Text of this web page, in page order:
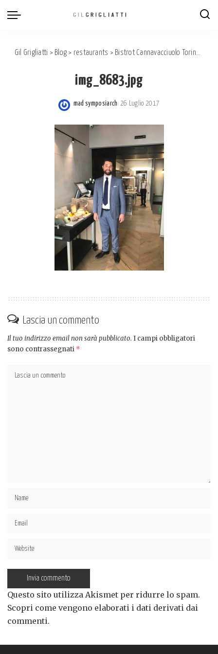
Gil Grigliatti > Blog > restaurants > Bistrot Cannavacciuolo Torino. Terzo giorno di apertura: tutto già funziona a meraviglia!
img_8683.jpg
Posted
mad symposiarch 26 Luglio 2017
Lascia un commento
Il tuo indirizzo email non sarà pubblicato. I campi obbligatori
sono contrassegnati *
Questo sito utilizza Akismet per ridurre lo spam.
Scopri come vengono elaborati i dati derivati dai
commenti.